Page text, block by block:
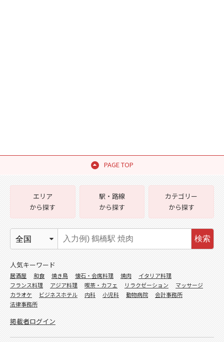
PAGE TOP
エリア
から探す
駅・路線
から探す
カテゴリー
から探す
検索
人気キーワード
居酒屋 和食 焼き鳥 懐石・会席料理 焼肉
イタリア料理
フランス料理
アジア料理 喫茶・カフェ リラクゼーション
マッサージ
カラオケ
ビジネスホテル 内科 小児科 動物病院
会計事務所
法律事務所
掲載者ログイン